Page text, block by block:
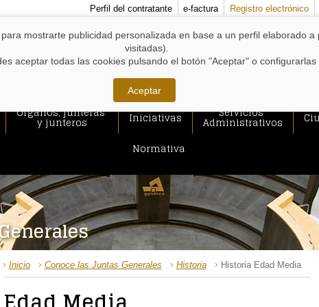
MENÚS
APOYO:
Perfil del contratante e-factura Registro electrónico
Órganos, junteras
y junteros Iniciativas Servicios
Administrativos
Normativa
DE
A
Inicio Conoce las Juntas Generales Historia Historia Edad Media
CONTENIDO
mostrarte publicidad personalizada en base a un perfil elaborado
visitadas).
aceptar todas las cookies pulsando el botón "Aceptar" o
Aceptar